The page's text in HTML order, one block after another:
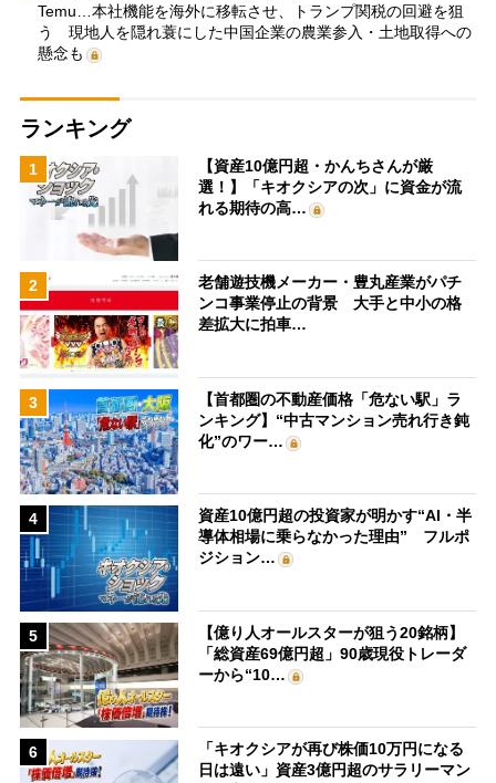
Temu…本社機能を海外に移転させ、トランプ関税の回避を狙
う 現地人を隠れ蓑にした中国企業の農業参入・土地取得への
懸念も
ランキング
1
【資産10億円超・かんちさんが厳
選！】「キオクシアの次」に資金が流
れる期待の高…
2
老舗遊技機メーカー・豊丸産業がパチ
ンコ事業停止の背景 大手と中小の格
差拡大に拍車…
3
【首都圏の不動産価格「危ない駅」ラ
ンキング】“中古マンション売れ行き鈍
化”のワー…
4
資産10億円超の投資家が明かす“AI・半
導体相場に乗らなかった理由” フルポ
ジション…
5
【億り人オールスターが狙う20銘柄】
「総資産69億円超」90歳現役トレーダ
ーから“10…
6
「キオクシアが再び株価10万円になる
日は遠い」資産3億円超のサラリーマン